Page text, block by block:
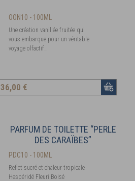
OON10 - 100ML
Une création vanillée fruitée qui
vous embarque pour un véritable
voyage olfactif…
36,00 €
PARFUM DE TOILETTE “PERLE
DES CARAÏBES”
PDC10 - 100ML
Reflet sucré et chaleur tropicale
Hespéridé Fleuri Boisé